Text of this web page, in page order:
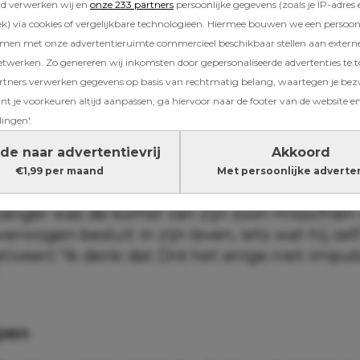
verwerken wij en onze 233 partners persoonlijke gegevens (zoals je IP-adres
via cookies of vergelijkbare technologieën. Hiermee bouwen we een
met onze advertentieruimte commercieel beschikbaar stellen aan
Zo genereren wij inkomsten door gepersonaliseerde advertenties te
verwerken gegevens op basis van rechtmatig belang, waartegen je
je voorkeuren altijd aanpassen; ga hiervoor naar de footer van de website
naar advertentievrij
€1,99 per maand
Akkoord
Met persoonlijke
vertelt de zanger dat zij voor een ICSI-traject
te vervullen. Hij blikt terug op die
heeft genomen, maar juist heel
over ICSI-traject
zanger was de komst van zijn zoon
besluit in zijn leven, iets wat hij zelf
denk dat Dré het enige niet-